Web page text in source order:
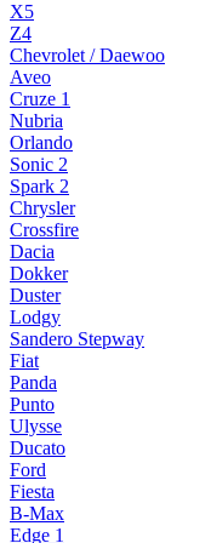
X5
Z4
Chevrolet / Daewoo
Aveo
Cruze 1
Nubria
Orlando
Sonic 2
Spark 2
Chrysler
Crossfire
Dacia
Dokker
Duster
Lodgy
Sandero Stepway
Fiat
Panda
Punto
Ulysse
Ducato
Ford
Fiesta
B-Max
Edge 1